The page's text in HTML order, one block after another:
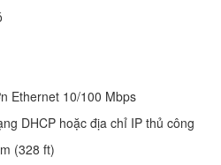
Ethernet 10/100 Mbps
DHCP hoặc địa chỉ IP thủ công
(328 ft)